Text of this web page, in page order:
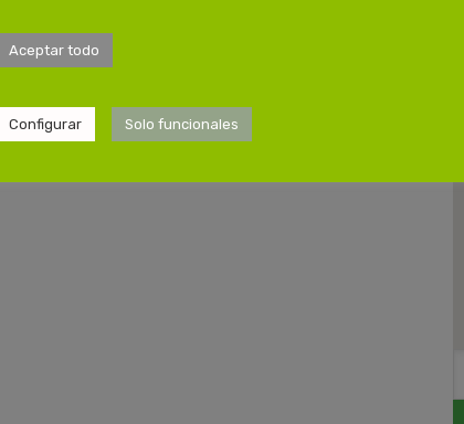
Aceptar todo
Configurar Solo funcionales